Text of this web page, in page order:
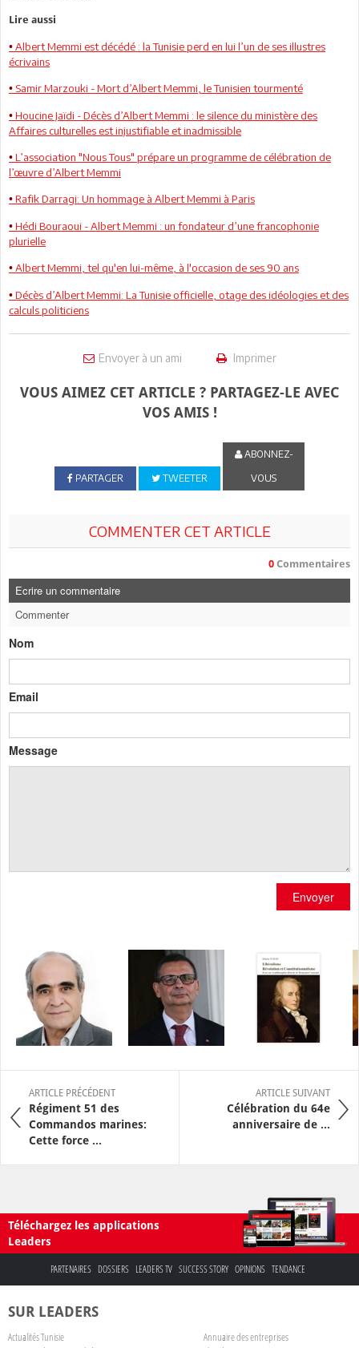
Lire aussi
• Albert Memmi est décédé : la Tunisie perd en lui l’un de ses illustres
écrivains
• Samir Marzouki - Mort d’Albert Memmi, le Tunisien tourmenté
• Houcine Jaïdi - Décès d’Albert Memmi : le silence du ministère des
Affaires culturelles est injustifiable et inadmissible
• L’association "Nous Tous" prépare un programme de célébration de
l’œuvre d’Albert Memmi
• Rafik Darragi: Un hommage à Albert Memmi à Paris
• Hédi Bouraoui - Albert Memmi : un fondateur d’une francophonie
plurielle
• Albert Memmi, tel qu'en lui-même, à l'occasion de ses 90 ans
• Décès d’Albert Memmi: La Tunisie officielle, otage des idéologies et des
calculs politiciens
Envoyer à un ami Imprimer
VOUS AIMEZ CET ARTICLE ? PARTAGEZ-LE AVEC
VOS AMIS !
PARTAGER TWEETER
ABONNEZ-
VOUS
COMMENTER CET ARTICLE
0 Commentaires
Ecrire un commentaire
Commenter
Nom
Email
Message
Envoyer
ARTICLE PRÉCÉDENT
Régiment 51 des
Commandos marines:
Cette force ...
ARTICLE SUIVANT
Célébration du 64e
anniversaire de ...
Téléchargez les applications
Leaders
PARTENAIRES DOSSIERS LEADERS TV SUCCESS STORY OPINIONS TENDANCE
SUR LEADERS
Actualités Tunisie
Annuaire des entreprises